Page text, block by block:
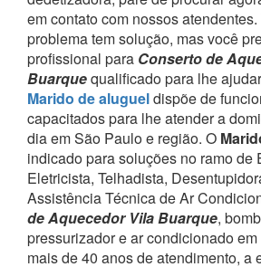
em contato com nossos atendentes.
problema tem solução, mas você
profissional para Conserto de
Buarquequalificado para lhe
Marido de alugueldispõe de
capacitados para lhe atender a
dia em São Paulo e região. O
indicado para soluções no ramo de
Eletricista, Telhadista,
Assistência Técnica de Ar
de Aquecedor Vila Buarque,
pressurizador e ar condicionado
mais de 40 anos de atendimento, a